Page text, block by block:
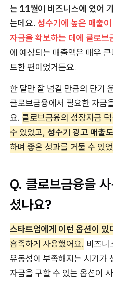
는 11월이 비즈니스에 있어
는데요. 성수기에 높은 매출
자금을 확보하는 데에 클로브
에 예상되는 매출액은 매우
트한 편이었거든요.
한 달만 잘 넘길 만큼의 단기
클로브금융에서 필요한 자금
요. 클로브금융의 성장자금
수 있었고, 성수기 광고 매출
하며 좋은 성과를 거둘 수 있
Q. 클로브금융을
셨나요?
스타트업에게 이런 옵션이 있
흡족하게 사용했어요. 비즈니
유동성이 부족해지는 시기가
자금을 구할 수 있는 옵션이